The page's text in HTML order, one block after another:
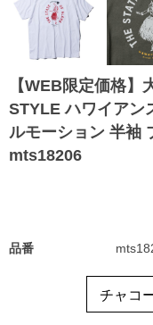
【WEB限定価格
STYLE ハワイアン
ルモーション 半袖
mts18206
品番